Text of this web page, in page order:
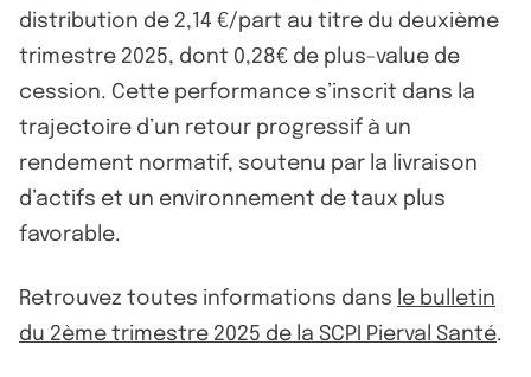
distribution de 2,14 €/part au titre du deuxième
trimestre 2025, dont 0,28€ de plus-value de
cession. Cette performance s’inscrit dans la
trajectoire d’un retour progressif à un
rendement normatif, soutenu par la livraison
d’actifs et un environnement de taux plus
favorable.
Retrouvez toutes informations dans le bulletin
du 2ème trimestre 2025 de la SCPI Pierval Santé.